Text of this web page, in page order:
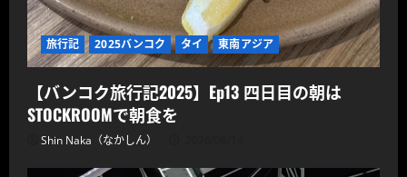
旅行記 2025バンコク タイ 東南アジア
【バンコク旅行記2025】Ep13 四日目の朝は
STOCKROOMで朝食を
Shin Naka（なかしん）